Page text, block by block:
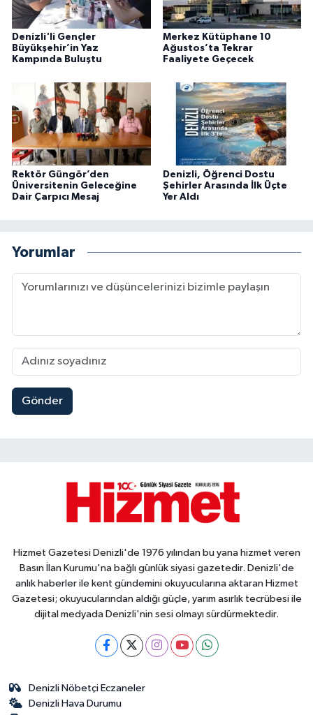
Denizli'li Gençler
Büyükşehir’in Yaz
Kampında Buluştu
Merkez Kütüphane 10
Ağustos’ta Tekrar
Faaliyete Geçecek
Rektör Güngör’den
Üniversitenin Geleceğine
Dair Çarpıcı Mesaj
Denizli, Öğrenci Dostu
Şehirler Arasında İlk Üçte
Yer Aldı
Yorumlar
Gönder
Hizmet Gazetesi Denizli'de 1976 yılından bu yana hizmet veren
Basın İlan Kurumu'na bağlı günlük siyasi gazetedir. Denizli'de
anlık haberler ile kent gündemini okuyucularına aktaran Hizmet
Gazetesi; okuyucularından aldığı güçle, yarım asırlık tecrübesi ile
dijital medyada Denizli'nin sesi olmayı sürdürmektedir.
Denizli Nöbetçi Eczaneler
Denizli Hava Durumu